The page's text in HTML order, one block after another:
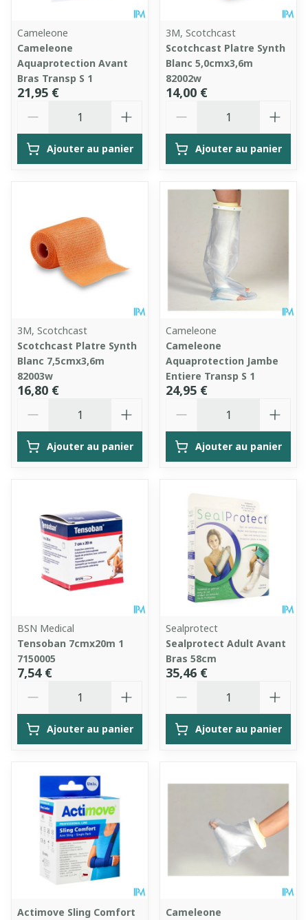
Cameleone
Cameleone
Aquaprotection Avant
Bras Transp S 1
21,95 €
Ajouter au panier
3M, Scotchcast
Scotchcast Platre Synth
Blanc 5,0cmx3,6m
82002w
14,00 €
Ajouter au panier
3M, Scotchcast
Scotchcast Platre Synth
Blanc 7,5cmx3,6m
82003w
16,80 €
Ajouter au panier
Cameleone
Cameleone
Aquaprotection Jambe
Entiere Transp S 1
24,95 €
Ajouter au panier
BSN Medical
Tensoban 7cmx20m 1
7150005
7,54 €
Ajouter au panier
Sealprotect
Sealprotect Adult Avant
Bras 58cm
35,46 €
Ajouter au panier
Actimove Sling Comfort
Cameleone